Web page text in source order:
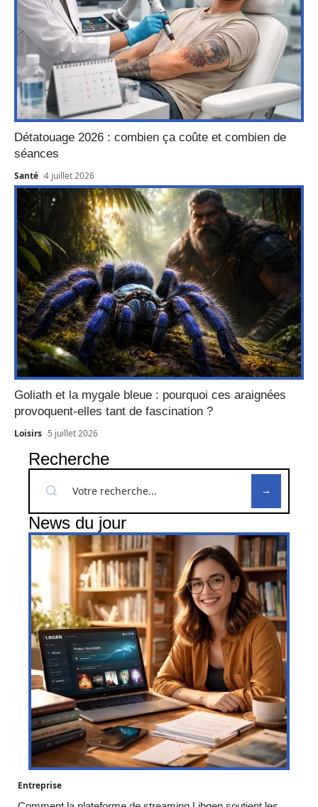
Détatouage 2026 : combien ça coûte et combien de
séances
Santé 4 juillet 2026
Goliath et la mygale bleue : pourquoi ces araignées
provoquent-elles tant de fascination ?
Loisirs 5 juillet 2026
Recherche
News du jour
Entreprise